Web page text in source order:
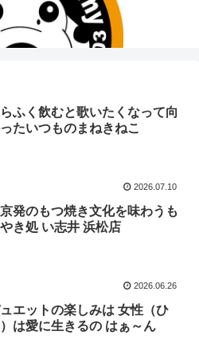
ふく飲むと歌いたくなって向
たいつものまねきねこ
2026.07.10
発のもつ焼き文化を味わうも
き処 い志井 浜松店
2026.06.26
エットの楽しみは 女性（ひ
は愛に生きるの はぁ～ん